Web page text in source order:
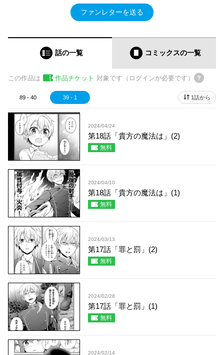
ファンレターを送る
話の一覧 コミックスの一覧
この作品は 作品チケット 対象です（ログインが必要です）
89 - 40 39 - 1 1話から
2024/04/24
第18話「貴方の魔法は」(2)
無料
2024/04/10
第18話「貴方の魔法は」(1)
無料
2024/03/13
第17話「罪と罰」(2)
無料
2024/02/28
第17話「罪と罰」(1)
無料
2024/02/14